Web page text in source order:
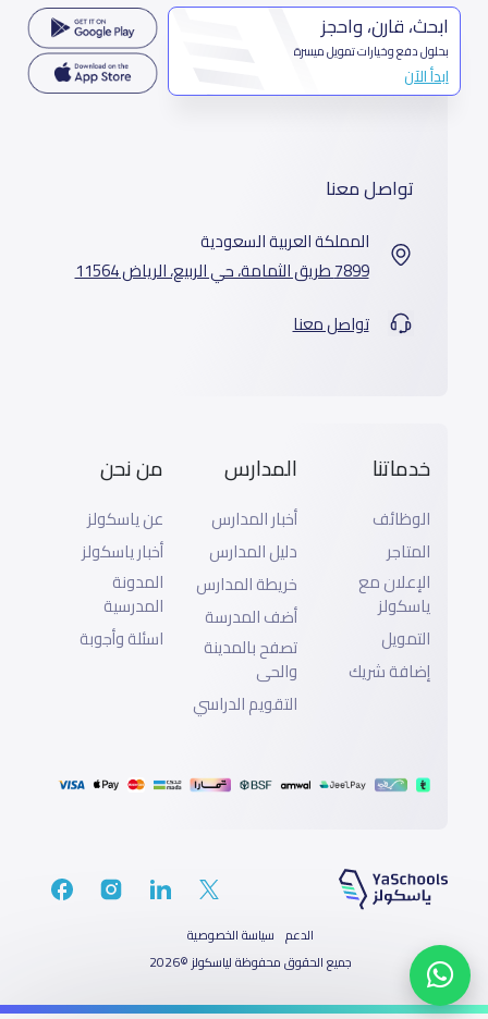
ابحث، قارن، واحجز
بحلول دفع وخيارات تمويل ميسرة
ابدأ الآن
تواصل معنا
المملكة العربية السعودية
7899 طريق الثمامة، حي الربيع، الرياض 11564
تواصل معنا
خدماتنا
الوظائف
المتاجر
الإعلان مع
ياسكولز
التمويل
إضافة شريك
المدارس
أخبار المدارس
دليل المدارس
خريطة المدارس
أضف المدرسة
تصفح بالمدينة
والحى
التقويم الدراسي
من نحن
عن ياسكولز
أخبار ياسكولز
المدونة
المدرسية
اسئلة وأجوبة
جميع الحقوق محفوظة لياسكولز ©2026
الدعم سياسة الخصوصية